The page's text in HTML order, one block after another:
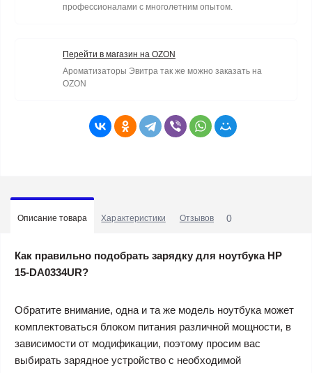
профессионалами с многолетним опытом.
Перейти в магазин на OZON
Ароматизаторы Эвитра так же можно заказать на
OZON
Описание товара Характеристики Отзывов 0
Как правильно подобрать зарядку для ноутбука HP
15-DA0334UR?
Обратите внимание, одна и та же модель ноутбука может
комплектоваться блоком питания различной мощности, в
зависимости от модификации, поэтому просим вас
выбирать зарядное устройство с необходимой